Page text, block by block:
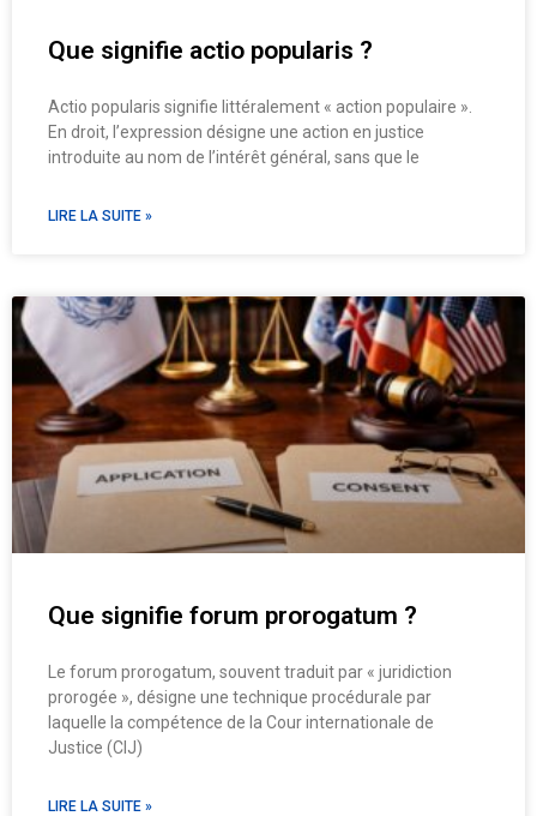
Que signifie actio popularis ?
Actio popularis signifie littéralement « action populaire ».
En droit, l’expression désigne une action en justice
introduite au nom de l’intérêt général, sans que le
LIRE LA SUITE »
Que signifie forum prorogatum ?
Le forum prorogatum, souvent traduit par « juridiction
prorogée », désigne une technique procédurale par
laquelle la compétence de la Cour internationale de
Justice (CIJ)
LIRE LA SUITE »